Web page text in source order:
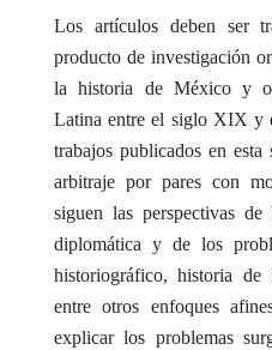
Los artículos deben ser
producto de investigación
la historia de México y
Latina entre el siglo XIX y
trabajos publicados en
arbitraje por pares con
siguen las perspectivas
diplomática y de los
historiográfico, historia
entre otros enfoques
explicar los problemas